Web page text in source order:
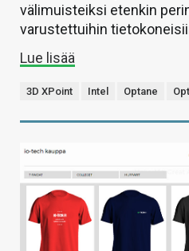
välimuisteiksi etenkin
varustettuihin
Lue lisää
3D XPoint Intel Optane